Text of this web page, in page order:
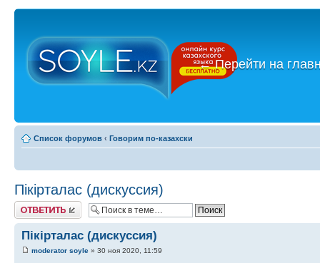
←Перейти на
Список форумов ‹ Говорим по-казахски
Пікірталас (дискуссия)
Ответить
Пікірталас (дискуссия)
moderator soyle » 30 ноя 2020, 11:59